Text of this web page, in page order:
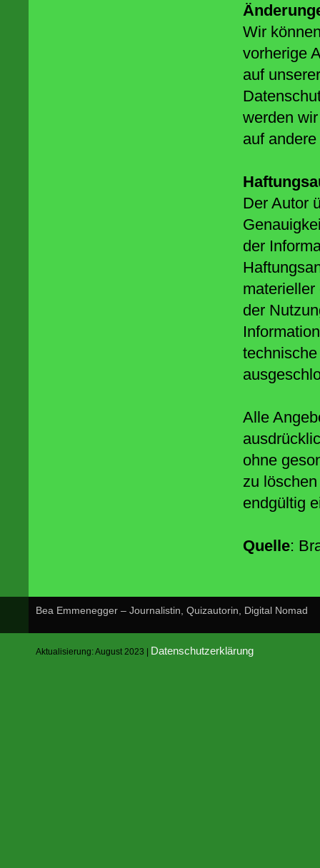
Wir
vorherige
auf
werden
auf
Der Autor
der
der
Alle
ohne
zu
endgültig
Quelle:
Bea Emmenegger – Journalistin, Quizautorin, Digital Nomad
Aktualisierung: August 2023 | Datenschutzerklärung